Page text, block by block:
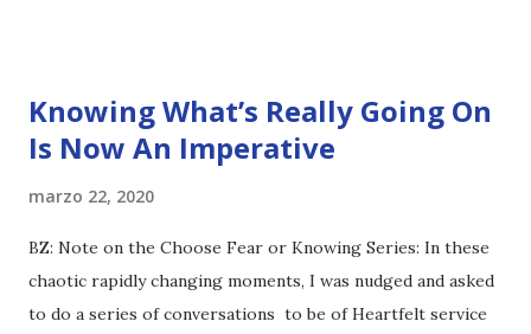
Knowing What’s Really Going On
Is Now An Imperative
marzo 22, 2020
BZ: Note on the Choose Fear or Knowing Series: In these
chaotic rapidly changing moments, I was nudged and asked
to do a series of conversations to be of Heartfelt service